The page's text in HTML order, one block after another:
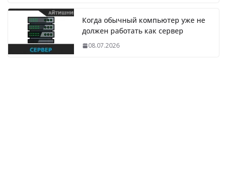
Когда обычный компьютер уже не
должен работать как сервер
08.07.2026